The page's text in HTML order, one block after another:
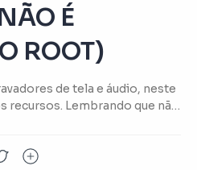
É
ROOT)
de tela e áudio, neste
recursos. Lembrando que não